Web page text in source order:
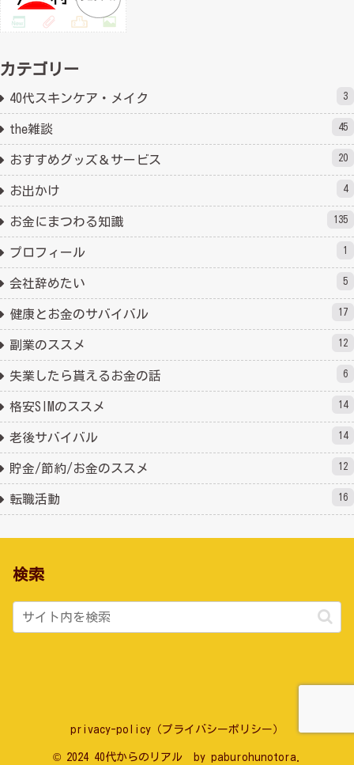
カテゴリー
40代スキンケア・メイク 3
the雑談 45
おすすめグッズ＆サービス 20
お出かけ 4
お金にまつわる知識 135
プロフィール 1
会社辞めたい 5
健康とお金のサバイバル 17
副業のススメ 12
失業したら貰えるお金の話 6
格安SIMのススメ 14
老後サバイバル 14
貯金/節約/お金のススメ 12
転職活動 16
検索
privacy-policy（プライバシーポリシー）
© 2024 40代からのリアル by paburohunotora.